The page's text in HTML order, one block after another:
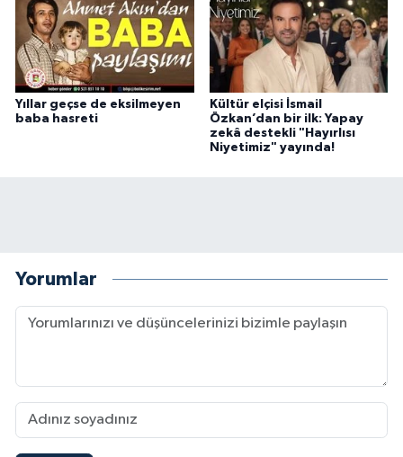
Yıllar geçse de eksilmeyen
baba hasreti
Kültür elçisi İsmail
Özkan’dan bir ilk: Yapay
zekâ destekli "Hayırlısı
Niyetimiz" yayında!
Yorumlar